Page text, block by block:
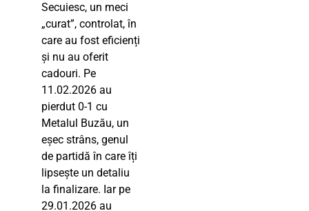
Secuiesc, un meci
„curat”, controlat, în
care au fost eficienți
și nu au oferit
cadouri. Pe
11.02.2026 au
pierdut 0-1 cu
Metalul Buzău, un
eșec strâns, genul
de partidă în care îți
lipsește un detaliu
la finalizare. Iar pe
29.01.2026 au